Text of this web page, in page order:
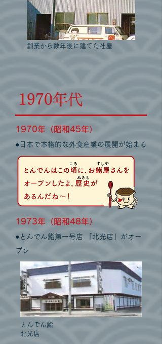
創業から数年後に建てた社屋
1970年代
1970年（昭和45年）
●日本で本格的な外食産業の展開が始まる
1973年（昭和48年）
●とんでん鮨第一号店 「北光店」がオー
プン
とんでん​鮨
北光店